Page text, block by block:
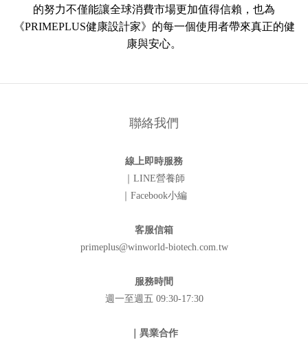
的努力不僅能讓全球消費市場更加值得信賴，也為
《PRIMEPLUS健康設計家》的每一個使用者帶來真正的健
康與安心。
聯絡我們
線上即時服務
｜LINE營養師
｜Facebook小編
客服信箱
primeplus@winworld-biotech.com.tw
服務時間
週一至週五 09:30-17:30
｜異業合作